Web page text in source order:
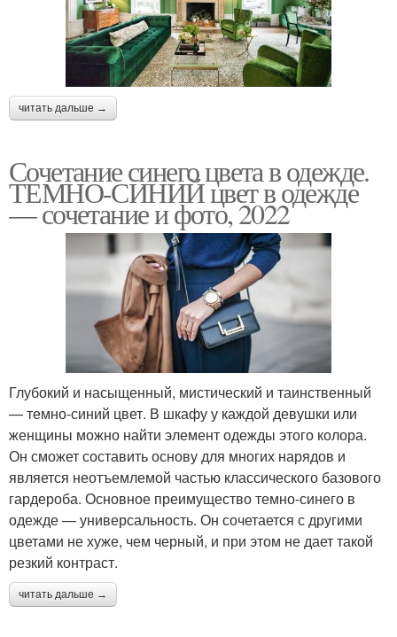
читать дальше →
Сочетание синего цвета в одежде.
ТЕМНО-СИНИЙ цвет в одежде
— сочетание и фото, 2022
Глубокий и насыщенный, мистический и таинственный
— темно-синий цвет. В шкафу у каждой девушки или
женщины можно найти элемент одежды этого колора.
Он сможет составить основу для многих нарядов и
является неотъемлемой частью классического базового
гардероба. Основное преимущество темно-синего в
одежде — универсальность. Он сочетается с другими
цветами не хуже, чем черный, и при этом не дает такой
резкий контраст.
читать дальше →